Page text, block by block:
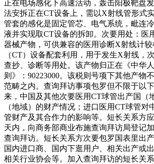
正在电场感化下高速活动，轰击阳极靶盘
法安拆正在CT设备上，需以X射线管形式
管套的感化是固定管芯、电气系统，毗连
液并实现取CT设备的拆卸。次要用处：医
器械产物，可供兼容的医用诊断X射线计
（CT）设备配套利用，用于发生X射线，
查抄、诊断等用处。该产物归正在《中华
则》：90223000。该税则号项下其他产物
范畴之内。查询拜访事项包罗但不限于以
来，中国及其他次要医用CT球管出产国（
（地域）的财产情况；进口医用CT球管对
管财产及其合作力的影响等。短长关系方
天内，向商务部商业布施查询拜访局登记
查询拜访。短长关系方次要包罗国表里出
国内进口商、国内下逛用户、相关出产或
相关行业协会等。加入查询拜访的短长关